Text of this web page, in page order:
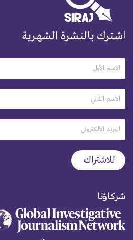
اشترك بالنشرة الشهرية
شركاؤنا